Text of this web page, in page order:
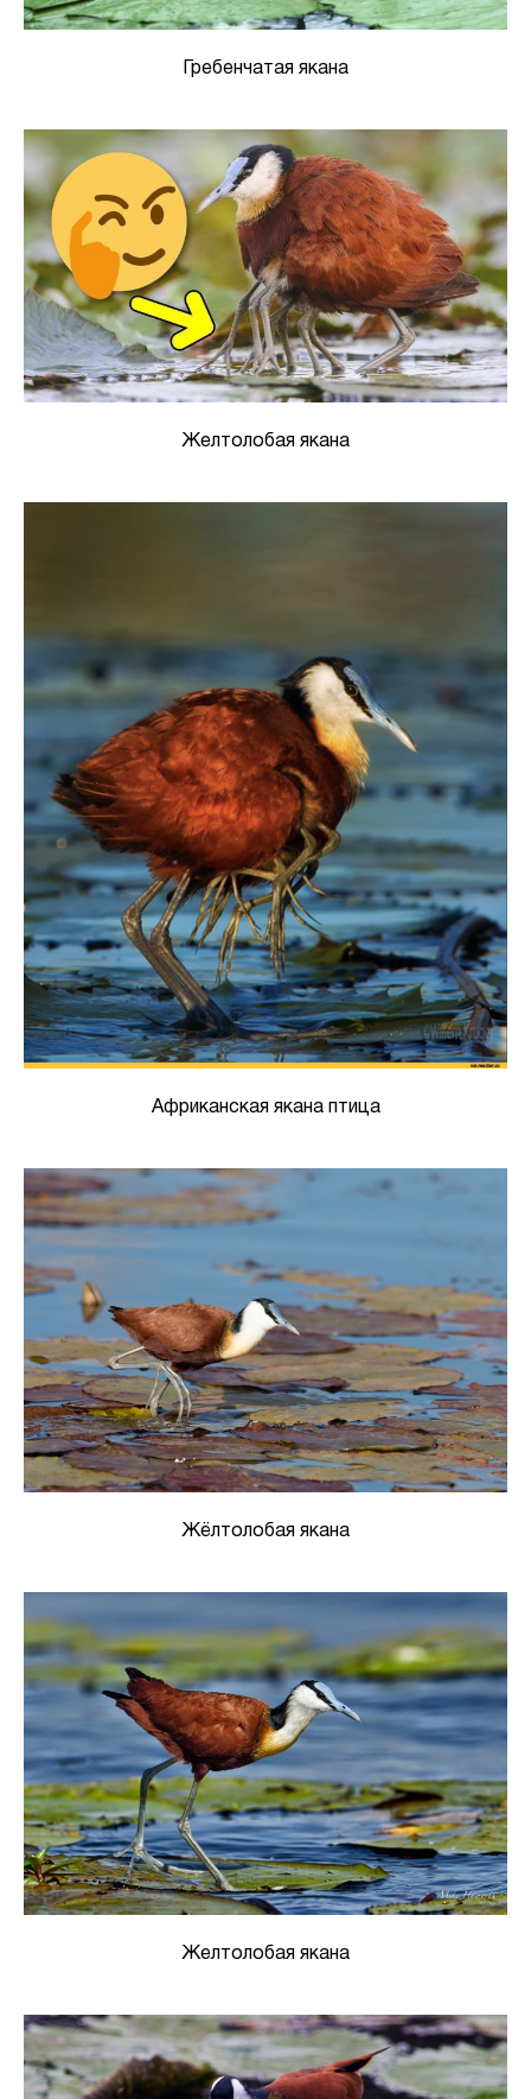
Гребенчатая якана
Желтолобая якана
Африканская якана птица
Жёлтолобая якана
Желтолобая якана